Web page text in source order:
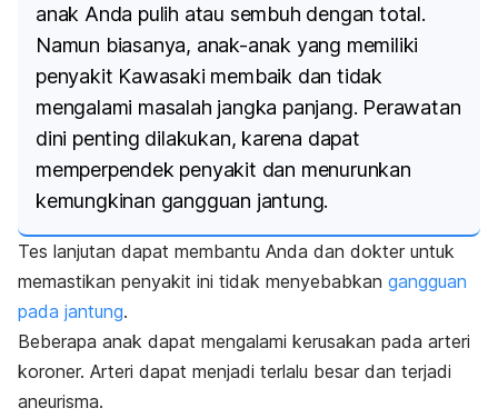
anak Anda pulih atau sembuh dengan total.
Namun biasanya, anak-anak yang memiliki
penyakit Kawasaki membaik dan tidak
mengalami masalah jangka panjang. Perawatan
dini penting dilakukan, karena dapat
memperpendek penyakit dan menurunkan
kemungkinan gangguan jantung.
Tes lanjutan dapat membantu Anda dan dokter untuk
memastikan penyakit ini tidak menyebabkan gangguan
pada jantung.
Beberapa anak dapat mengalami kerusakan pada arteri
koroner. Arteri dapat menjadi terlalu besar dan terjadi
aneurisma.